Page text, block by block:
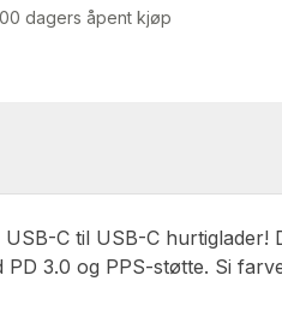
dagers åpent kjøp
C til USB-C hurtiglader!
3.0 og PPS-støtte. Si